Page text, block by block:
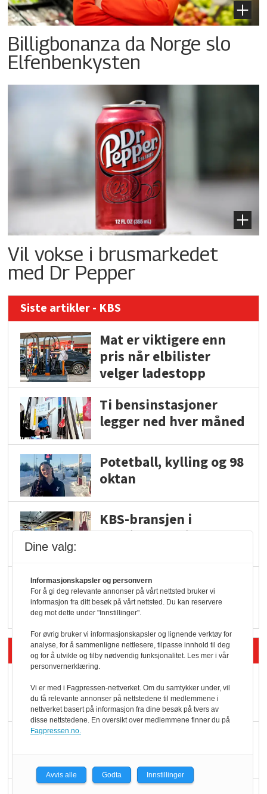
Billigbonanza da Norge slo
Elfenbenkysten
Vil vokse i brusmarkedet
med Dr Pepper
Siste artikler - KBS
Mat er viktigere enn
pris når elbilister
velger ladestopp
Ti bensinstasjoner
legger ned hver måned
Potetball, kylling og 98
oktan
KBS-bransjen i
endring: Stadig større
Vokser med ferdigmat
i dagligvare
Siste artikler - Butikk i praksis
Rema-flaggskip
dundrer videre
Dine valg:
Informasjonskapsler og personvern
For å gi deg relevante annonser på vårt nettsted bruker vi
informasjon fra ditt besøk på vårt nettsted. Du kan reservere
deg mot dette under "Innstillinger".
For øvrig bruker vi informasjonskapsler og lignende verktøy for
analyse, for å sammenligne nettlesere, tilpasse innhold til deg
og for å utvikle og tilby nødvendig funksjonalitet. Les mer i vår
personvernerklæring.
Vi er med i Fagpressen-nettverket. Om du samtykker under, vil
du få relevante annonser på nettstedene til medlemmene i
nettverket basert på informasjon fra dine besøk på tvers av
disse nettstedene. En oversikt over medlemmene finner du på
Fagpressen.no.
Avvis alle Godta Innstillinger